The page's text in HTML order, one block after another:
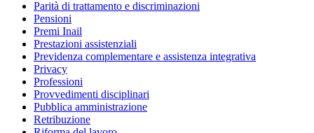
Parità di trattamento e discriminazioni
Pensioni
Premi Inail
Prestazioni assistenziali
Previdenza complementare e assistenza integrativa
Privacy
Professioni
Provvedimenti disciplinari
Pubblica amministrazione
Retribuzione